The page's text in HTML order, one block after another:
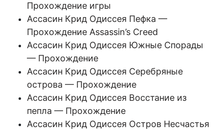
Прохождение игры
Aссасин Крид Одиссея Пефка —
Прохождение Assassin’s Creed
Aссасин Крид Одиссея Южные Спорады
— Прохождение
Aссасин Крид Одиссея Серебряные
острова — Прохождение
Aссасин Крид Одиссея Восстание из
пепла — Прохождение
Aссасин Крид Одиссея Остров Несчастья